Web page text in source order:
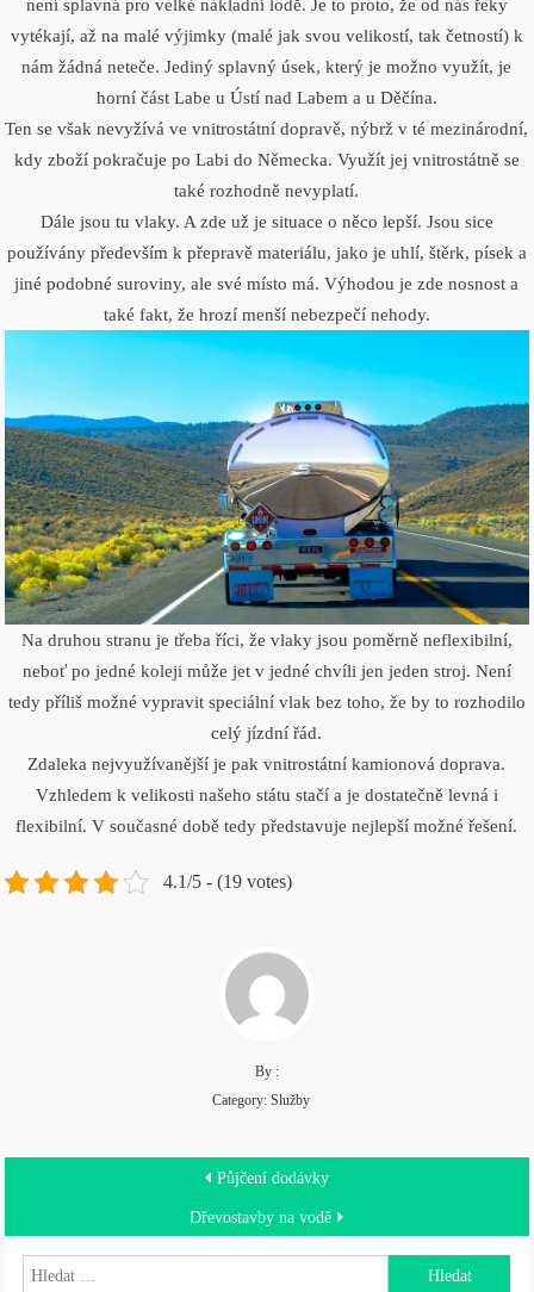
není splavná pro velké nákladní lodě. Je to proto, že od nás řeky
vytékají, až na malé výjimky (malé jak svou velikostí, tak četností) k
nám žádná neteče. Jediný splavný úsek, který je možno využít, je
horní část Labe u Ústí nad Labem a u Děčína.
Ten se však nevyžívá ve vnitrostátní dopravě, nýbrž v té mezinárodní,
kdy zboží pokračuje po Labi do Německa. Využít jej vnitrostátně se
také rozhodně nevyplatí.
Dále jsou tu vlaky. A zde už je situace o něco lepší. Jsou sice
používány především k přepravě materiálu, jako je uhlí, štěrk, písek a
jiné podobné suroviny, ale své místo má. Výhodou je zde nosnost a
také fakt, že hrozí menší nebezpečí nehody.
Na druhou stranu je třeba říci, že vlaky jsou poměrně neflexibilní,
neboť po jedné koleji může jet v jedné chvíli jen jeden stroj. Není
tedy příliš možné vypravit speciální vlak bez toho, že by to rozhodilo
celý jízdní řád.
Zdaleka nejvyužívanější je pakvnitrostátní kamionová doprava.
Vzhledem k velikosti našeho státu stačí a je dostatečně levná i
flexibilní. V současné době tedy představuje nejlepší možné řešení.
4.1/5 - (19 votes)
By :
Category: Služby
pro
příspěvek
Půjčení dodávky
Dřevostavby na vodě
Vyhledávání